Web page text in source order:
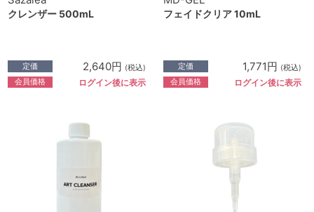
クレンザー 500mL
定価 2,640円 (税込)
会員価格 ログイン後に表示
フェイドクリア 10mL
定価 1,771円 (税込)
会員価格 ログイン後に表示